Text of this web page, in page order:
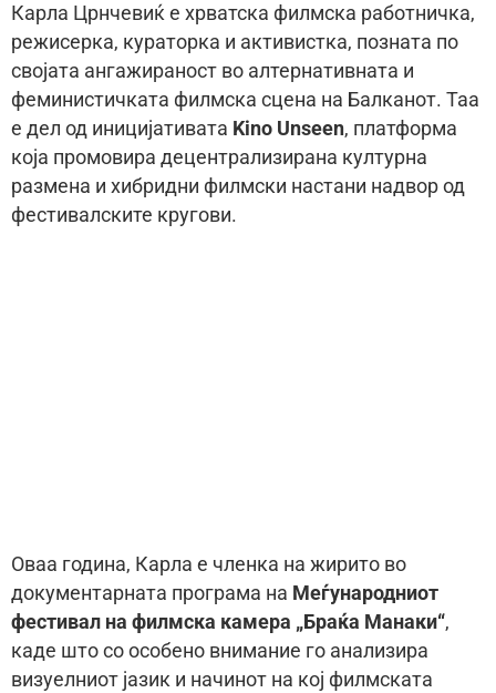
Карла Црнчевиќ е хрватска филмска работничка,
режисерка, кураторка и активистка, позната по
својата ангажираност во алтернативната и
феминистичката филмска сцена на Балканот. Таа
е дел од иницијативата Kino Unseen, платформа
која промовира децентрализирана културна
размена и хибридни филмски настани надвор од
фестивалските кругови.
Оваа година, Карла е членка на жирито во
документарната програма на Меѓународниот
фестивал на филмска камера „Браќа Манаки“,
каде што со особено внимание го анализира
визуелниот јазик и начинот на кој филмската